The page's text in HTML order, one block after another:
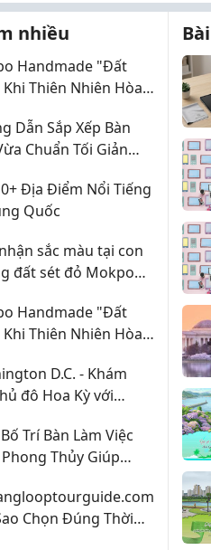
nhiều
Handmade "Đất
Thiên Nhiên Hòa
Từ Sophiebeauty
Dẫn Sắp Xếp Bàn
Chuẩn Tối Giản
Địa Điểm Nổi Tiếng
Quốc
sắc màu tại con
đất sét đỏ Mokpo
Handmade "Đất
Thiên Nhiên Hòa
Từ Sophiebeauty
D.C. - Khám
đô Hoa Kỳ với
Trí Bàn Làm Việc
Thủy Giúp
Căng Thẳng
Chọn Đúng Thời